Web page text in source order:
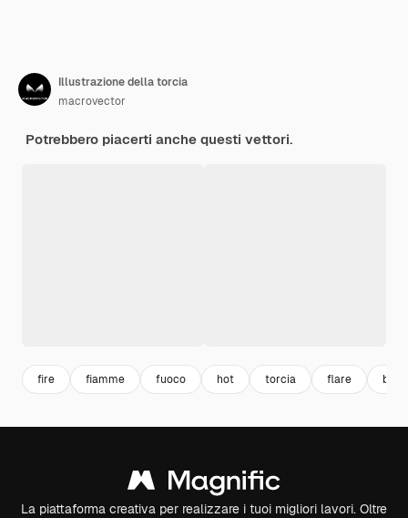
Illustrazione della torcia
macrovector
Potrebbero piacerti anche questi vettori.
fire fiamme fuoco hot torcia flare
La piattaforma creativa per realizzare i tuoi migliori lavori. Oltre